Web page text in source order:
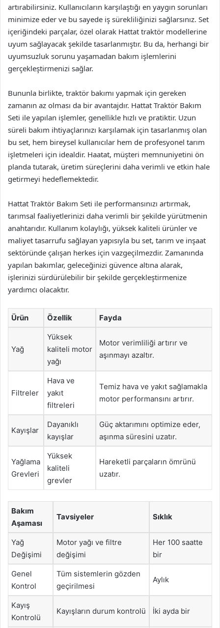
artırabilirsiniz. Kullanıcıların karşılaştığı en yaygın sorunları
minimize eder ve bu sayede iş sürekliliğinizi sağlarsınız. Set
içeriğindeki parçalar, özel olarak Hattat traktör modellerine
uyum sağlayacak şekilde tasarlanmıştır. Bu da, herhangi bir
uyumsuzluk sorunu yaşamadan bakım işlemlerini
gerçekleştirmenizi sağlar.
Bununla birlikte, traktör bakımı yapmak için gereken
zamanın az olması da bir avantajdır. Hattat Traktör Bakım
Seti ile yapılan işlemler, genellikle hızlı ve pratiktir. Uzun
süreli bakım ihtiyaçlarınızı karşılamak için tasarlanmış olan
bu set, hem bireysel kullanıcılar hem de profesyonel tarım
işletmeleri için idealdir. Haatat, müşteri memnuniyetini ön
planda tutarak, üretim süreçlerini daha verimli ve etkin hale
getirmeyi hedeflemektedir.
Hattat Traktör Bakım Seti ile performansınızı artırmak,
tarımsal faaliyetlerinizi daha verimli bir şekilde yürütmenin
anahtarıdır. Kullanım kolaylığı, yüksek kaliteli ürünler ve
maliyet tasarrufu sağlayan yapısıyla bu set, tarım ve inşaat
sektöründe çalışan herkes için vazgeçilmezdir. Zamanında
yapılan bakımlar, geleceğinizi güvence altına alarak,
işlerinizi sürdürülebilir bir şekilde gerçekleştirmenize
yardımcı olacaktır.
Ürün Özellik Fayda
Yağ
Yüksek
kaliteli motor
yağı
Motor verimliliği artırır ve
aşınmayı azaltır.
Filtreler
Hava ve
yakıt
filtreleri
Temiz hava ve yakıt sağlamakla
motor performansını artırır.
Kayışlar
Dayanıklı
kayışlar
Güç aktarımını optimize eder,
aşınma süresini uzatır.
Yağlama
Grevleri
Yüksek
kaliteli
grevler
Hareketli parçaların ömrünü
uzatır.
Bakım
Aşaması
Tavsiyeler Sıklık
Yağ
Değişimi
Motor yağı ve filtre
değişimi
Her 100 saatte
bir
Genel
Kontrol
Tüm sistemlerin gözden
geçirilmesi
Aylık
Kayış
Kontrolü
Kayışların durum kontrolü İki ayda bir